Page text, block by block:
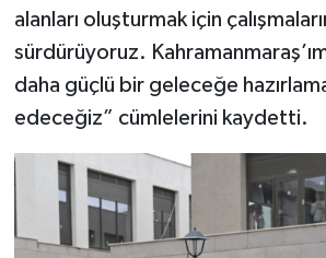
alanları oluşturmak için
sürdürüyoruz.
daha güçlü bir geleceğe
edeceğiz” cümlelerini kaydetti.